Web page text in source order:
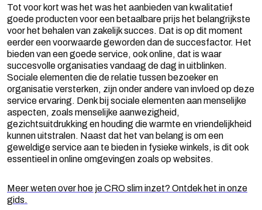
Tot voor kort was het was het aanbieden van kwalitatief
goede producten voor een betaalbare prijs het belangrijkste
voor het behalen van zakelijk succes. Dat is op dit moment
eerder een voorwaarde geworden dan de succesfactor. Het
bieden van een goede service, ook online, dat is waar
succesvolle organisaties vandaag de dag in uitblinken.
Sociale elementen die de relatie tussen bezoeker en
organisatie versterken, zijn onder andere van invloed op deze
service ervaring. Denk bij sociale elementen aan menselijke
aspecten, zoals menselijke aanwezigheid,
gezichtsuitdrukking en houding die warmte en vriendelijkheid
kunnen uitstralen. Naast dat het van belang is om een
geweldige service aan te bieden in fysieke winkels, is dit ook
essentieel in online omgevingen zoals op websites.
Meer weten over hoe je CRO slim inzet? Ontdek het in onze
gids.